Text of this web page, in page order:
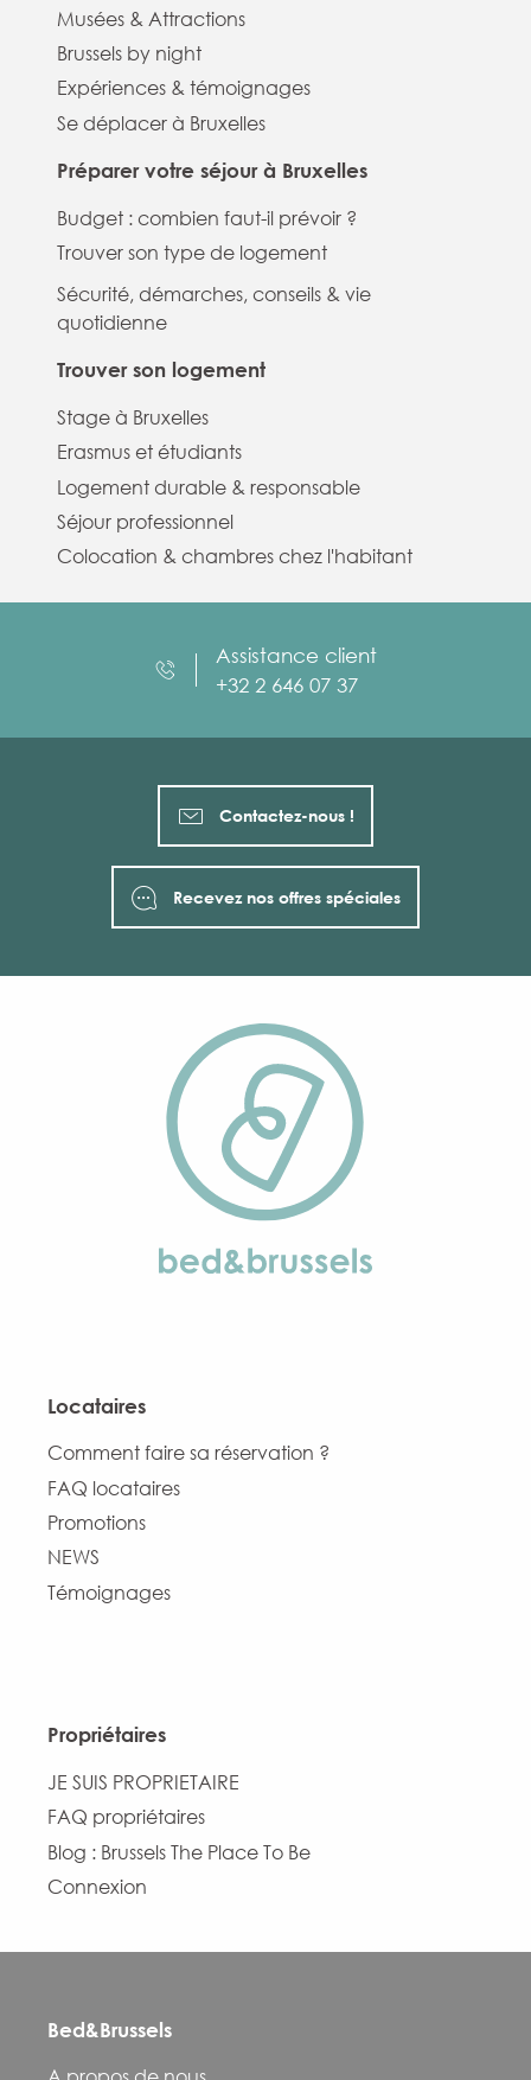
Musées & Attractions
Brussels by night
Expériences & témoignages
Se déplacer à Bruxelles
Préparer votre séjour à Bruxelles
Budget : combien faut-il prévoir ?
Trouver son type de logement
Sécurité, démarches, conseils & vie
quotidienne
Trouver son logement
Stage à Bruxelles
Erasmus et étudiants
Logement durable & responsable
Séjour professionnel
Colocation & chambres chez l'habitant
Assistance client
+32 2 646 07 37
Contactez-nous !
Recevez nos offres spéciales
Locataires
Comment faire sa réservation ?
FAQ locataires
Promotions
NEWS
Témoignages
Propriétaires
JE SUIS PROPRIETAIRE
FAQ propriétaires
Blog : Brussels The Place To Be
Connexion
Bed&Brussels